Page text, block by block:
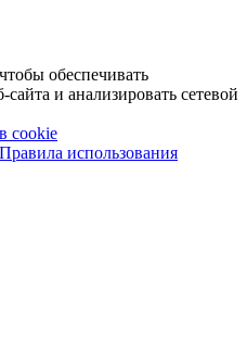
обеспечивать
и анализировать сетевой
cookie
Правила использования